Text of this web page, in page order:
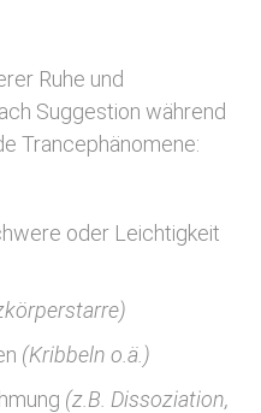
Ruhe und
Suggestion während
Trancephänomene:
oder Leichtigkeit
(Kribbeln o.ä.)
(z.B. Dissoziation,